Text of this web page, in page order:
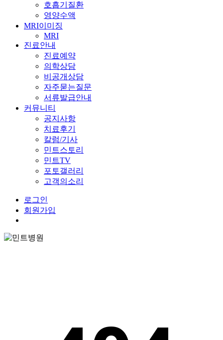
호흡기질환
영양수액
MRI이미징
MRI
진료안내
진료예약
의학상담
비공개상담
자주묻는질문
서류발급안내
커뮤니티
공지사항
치료후기
칼럼/기사
민트스토리
민트TV
포토갤러리
고객의소리
로그인
회원가입